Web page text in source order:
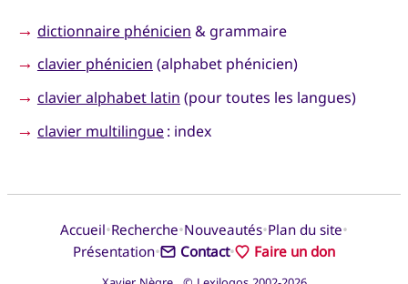
→ dictionnaire phénicien & grammaire
→ clavier phénicien (alphabet phénicien)
→ clavier alphabet latin (pour toutes les langues)
→ clavier multilingue: index
Accueil•Recherche•Nouveautés•Plan du site•
Présentation• Contact• Faire un don